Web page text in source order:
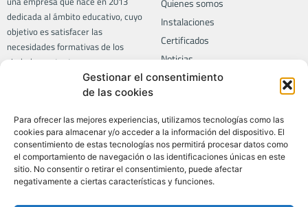
Gestionar el consentimiento
de las cookies
Para ofrecer las mejores experiencias, utilizamos tecnologías como las
cookies para almacenar y/o acceder a la información del dispositivo. El
consentimiento de estas tecnologías nos permitirá procesar datos como
el comportamiento de navegación o las identificaciones únicas en este
sitio. No consentir o retirar el consentimiento, puede afectar
negativamente a ciertas características y funciones.
dedicada al ámbito educativo, cuyo
objetivo es satisfacer las
necesidades formativas de los
ciudadanos, tanto a empresas como
Instalaciones
Certificados
Noticias
Contacto
Formación
Todos los cursos
Certificados de profesionalidad
Privacidad
Aviso legal
Política de privacidad
Política de calidad